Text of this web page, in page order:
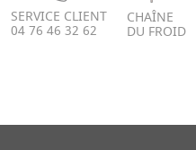
SERVICE CLIENT
04 76 46 32 62
CHAÎNE
DU FROID